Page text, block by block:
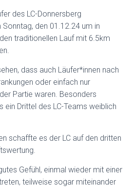
des LC-Donnersberg
den 01.12.24 um in
traditionellen Lauf mit 6.5km
dass auch Läufer*innen nach
oder einfach nur
Partie waren. Besonders
ein Drittel des LC-Teams weiblich
schaffte es der LC auf den dritten
Gefühl, einmal wieder mit einer
teilweise sogar miteinander